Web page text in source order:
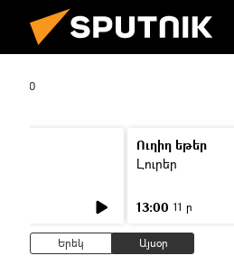
15:00
Ուղիղ եթեր
Լուրեր
13:00 11 ր
Երեկ Այսօր